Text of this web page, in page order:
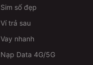
Sim số đẹp
Ví trả sau
Vay nhanh
Nạp Data 4G/5G